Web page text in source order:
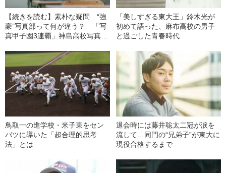
【続きを読む】素朴な疑問 “強
豪”写真部って何が違う？ 「写
真甲子園3連覇」神島高校写真部
「美しすぎる東大王」鈴木光が
初めて語った、麻布高校の男子
と過ごした青春時代
鳥取一の進学校・米子東をセン
バツに導いた「超合理的思考
法」とは
退会時には藤井聡太二冠が涙を
流して…同門の“兄弟子”が東大に
現役合格するまで